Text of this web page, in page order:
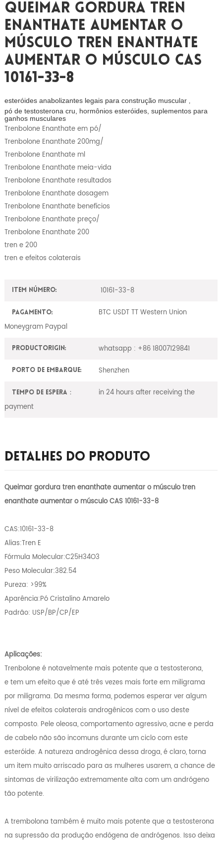
Queimar Gordura Tren
Enanthate Aumentar O
Músculo Tren Enanthate
Aumentar O Músculo CAS
10161-33-8
esteróides anabolizantes legais para construção muscular ,
pó de testosterona cru, hormônios esteróides, suplementos para
ganhos musculares
Trenbolone Enanthate em pó/
Trenbolone Enanthate 200mg/
Trenbolone Enanthate ml
Trenbolone Enanthate meia-vida
Trenbolone Enanthate resultados
Trenbolone Enanthate dosagem
Trenbolone Enanthate benefícios
Trenbolone Enanthate preço/
Trenbolone Enanthate 200
tren e 200
tren e efeitos colaterais
Item número: 10161-33-8
Pagamento:
BTC USDT TT Western Union
Moneygram Paypal
ProductOrigin: whatsapp : +86 18007129841
Porto de embarque: Shenzhen
Tempo de espera：
in 24 hours after receiving the
payment
Detalhes Do Produto
Queimar gordura tren enanthate aumentar o músculo tren
enanthate aumentar o músculo CAS 10161-33-8
CAS:10161-33-8
Alias:Tren E
Fórmula Molecular:C25H34O3
Peso Molecular:382.54
Pureza: >99%
Aparência:Pó Cristalino Amarelo
Padrão: USP/BP/CP/EP
Aplicações:
Trenbolone é notavelmente mais potente que a testosterona,
e tem um efeito que é até três vezes mais forte em miligrama
por miligrama. Da mesma forma, podemos esperar ver algum
nível de efeitos colaterais androgênicos com o uso deste
composto. Pele oleosa, comportamento agressivo, acne e perda
de cabelo não são incomuns durante um ciclo com este
esteróide. A natureza androgênica dessa droga, é claro, torna
um item muito arriscado para as mulheres usarem, a chance de
sintomas de virilização extremamente alta com um andrógeno
tão potente.
A trembolona também é muito mais potente que a testosterona
na supressão da produção endógena de andrógenos. Isso deixa